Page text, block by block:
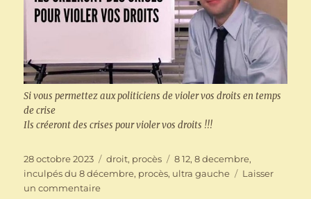
Si vous permettez aux politiciens de violer vos droits en temps
de crise
Ils créeront des crises pour violer vos droits !!!
Publié
le
28 octobre 2023 Catégories
droit, procès Étiquettes
8 12,8 decembre,
inculpés du 8 décembre, procès, ultra gauche
Laisser
un commentairesur